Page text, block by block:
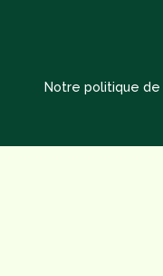
Notre politique